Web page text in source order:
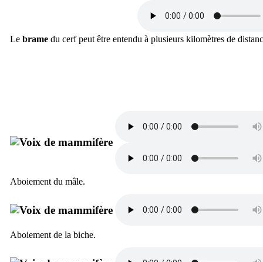
Le brame du cerf peut être entendu à plusieurs kilomètres de
Aboiement du mâle.
Aboiement de la biche.